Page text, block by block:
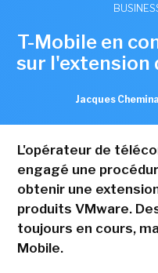
T-Mobile en
sur l'extension
Jacques
L'opérateur de
engagé une
obtenir une
produits VMware.
toujours en cours,
Mobile.